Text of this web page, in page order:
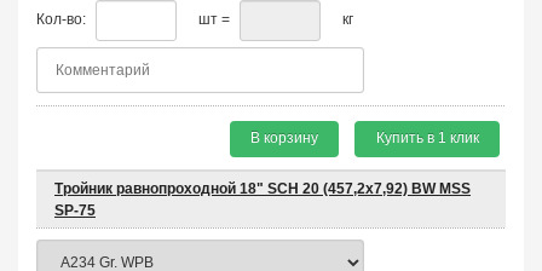
Кол-во: шт = кг
В корзину Купить в 1 клик
Тройник равнопроходной 18" SCH 20 (457,2х7,92) BW MSS
SP-75